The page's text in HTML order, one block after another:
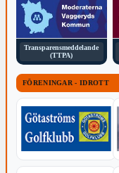
Transparensmeddelande
(TTPA)
FÖRENINGAR - IDROTT